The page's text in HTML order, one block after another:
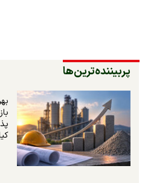
پربیننده‌ترین‌ها
کیان